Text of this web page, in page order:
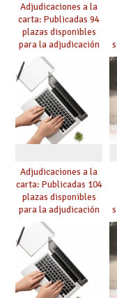
Adjudicaciones a la
carta: Publicadas 94
plazas disponibles
para la adjudicación
de mañana y abierto
plazo de solicitudes
Adjudicaciones a la
carta: Publicadas 104
plazas disponibles
para la adjudicación
de mañana y abierto
plazo de solicitudes